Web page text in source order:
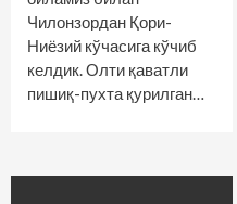
Чилонзордан Қори-
Ниёзий кўчасига кўчиб
келдик. Олти қаватли
пишиқ-пухта қурилган…